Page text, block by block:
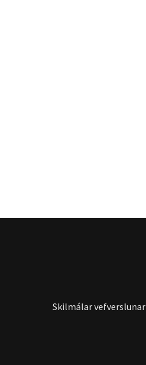
Skilmálar vefverslunar